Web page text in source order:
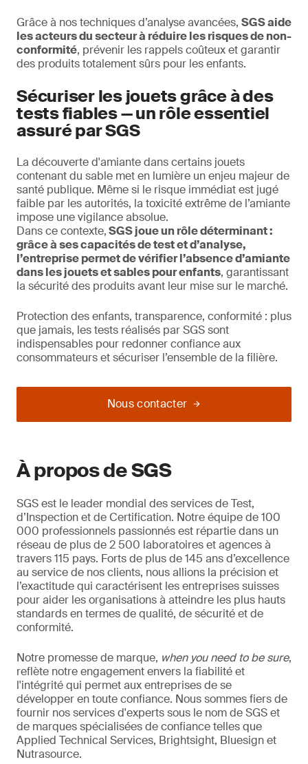
Grâce à nos techniques d’analyse avancées, SGS aide
les acteurs du secteur à réduire les risques de non-
conformité, prévenir les rappels coûteux et garantir
des produits totalement sûrs pour les enfants.
Sécuriser les jouets grâce à des
tests fiables — un rôle essentiel
assuré par SGS
La découverte d'amiante dans certains jouets
contenant du sable met en lumière un enjeu majeur de
santé publique. Même si le risque immédiat est jugé
faible par les autorités, la toxicité extrême de l’amiante
impose une vigilance absolue.
Dans ce contexte,SGS joue un rôle déterminant :
grâce à ses capacités de test et d’analyse,
l’entreprise permet de vérifier l’absence d’amiante
dans les jouets et sables pour enfants, garantissant
la sécurité des produits avant leur mise sur le marché.
Protection des enfants, transparence, conformité : plus
que jamais, les tests réalisés par SGS sont
indispensables pour redonner confiance aux
consommateurs et sécuriser l’ensemble de la filière.
Nous contacter
À propos de SGS
SGS est le leader mondial des services de Test,
d’Inspection et de Certification. Notre équipe de 100
000 professionnels passionnés est répartie dans un
réseau de plus de 2 500 laboratoires et agences à
travers 115 pays. Forts de plus de 145 ans d’excellence
au service de nos clients, nous allions la précision et
l’exactitude qui caractérisent les entreprises suisses
pour aider les organisations à atteindre les plus hauts
standards en termes de qualité, de sécurité et de
conformité.
Notre promesse de marque, when you need to be sure,
reflète notre engagement envers la fiabilité et
l'intégrité qui permet aux entreprises de se
développer en toute confiance. Nous sommes fiers de
fournir nos services d'experts sous le nom de SGS et
de marques spécialisées de confiance telles que
Applied Technical Services, Brightsight, Bluesign et
Nutrasource.